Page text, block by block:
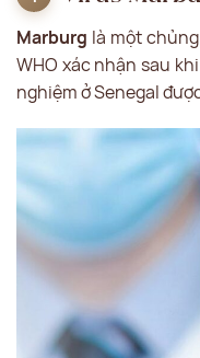
Marburg là một
WHO xác nhận sau
nghiệm ở Senegal